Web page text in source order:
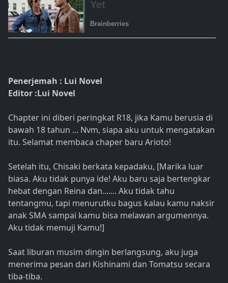
Penerjemah : Lui Novel
Editor :Lui Novel
Chapter ini diberi peringkat R18, jika Kamu berusia di
bawah 18 tahun ... Nvm, siapa aku untuk mengatakan
itu. Selamat membaca chaper baru Arioto!
Setelah itu, Chisaki berkata kepadaku, [Marika luar
biasa. Aku tidak punya ide! Aku baru saja bertengkar
hebat dengan Reina dan....... Aku tidak tahu
tentangmu, tapi menurutku bagus kalau kamu naksir
anak SMA sampai kamu bisa melawan argumennya.
Aku tidak memuji Kamu!]
Saat liburan musim dingin berlangsung, aku juga
menerima pesan dari Kishinami dan Tomatsu secara
tiba-tiba.